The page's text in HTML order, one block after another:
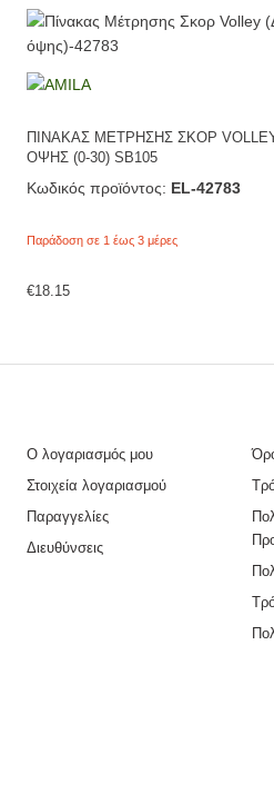
ΠΙΝΑΚΑΣ ΜΕΤΡΗΣΗΣ ΣΚΟΡ
ΟΨΗΣ (0-30) SB105
Κωδικός προϊόντος: EL-42783
Παράδοση σε 1 έως 3 μέρες
€18.15
Ο λογαριασμός μου
Στοιχεία λογαριασμού
Παραγγελίες
Διευθύνσεις